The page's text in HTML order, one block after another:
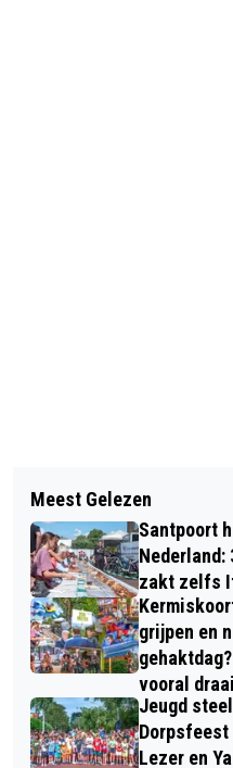
BLOEMENDAAL:
DE C
LOCATIE NOVA
HOOFDDORP
Meest Gelezen
Santpoort
Nederland:
zakt zelfs
grijpen en
vooral
Jeugd
Dorpsfeest
Lezer en